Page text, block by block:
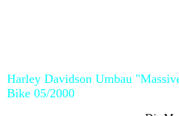
Harley Davidson Umbau
Bike 05/2000